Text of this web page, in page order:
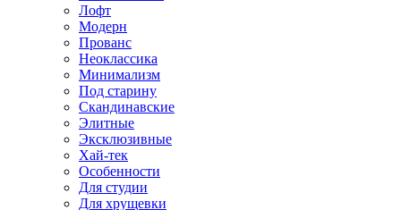
Лофт
Модерн
Прованс
Неоклассика
Минимализм
Под старину
Скандинавские
Элитные
Эксклюзивные
Хай-тек
Особенности
Для студии
Для хрущевки